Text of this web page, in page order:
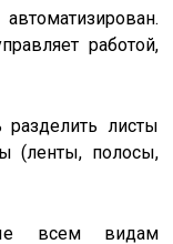
работой,
разделить листы
(ленты, полосы,
всем видам